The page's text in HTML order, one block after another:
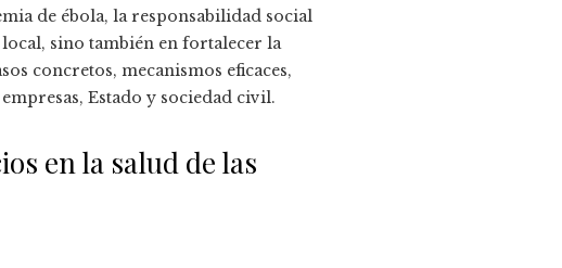
de ébola, la responsabilidad social
sino también en fortalecer la
concretos, mecanismos eficaces,
Estado y sociedad civil.
en la salud de las